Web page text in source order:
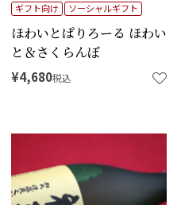
ほわいとぱりろーる ほわい
と＆さくらんぼ
ギフト向け
ソーシャルギフト
¥4,680税込